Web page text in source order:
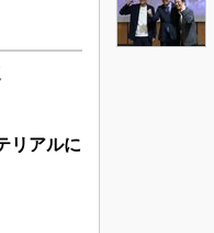
リアルに